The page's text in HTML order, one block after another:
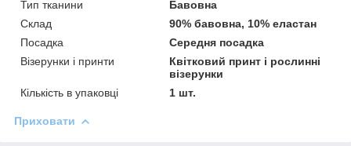
Тип тканини
Бавовна
Склад
90% бавовна, 10% еластан
Посадка
Середня посадка
Візерунки і принти
Квітковий принт і рослинні
візерунки
Кількість в упаковці
1 шт.
Приховати